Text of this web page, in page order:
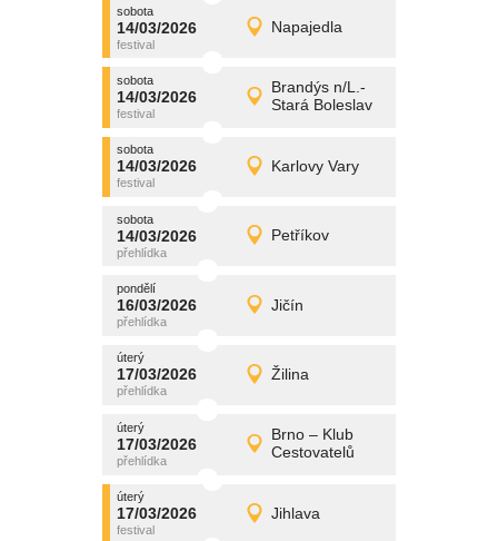
sobota
14/03/2026 Napajedla
sobota
14/03/2026 Detail
promítání
sobota
14/03/2026
Brandýs n/L.-
Stará Boleslav
sobota
14/03/2026 Detail
promítání
sobota
14/03/2026 Karlovy Vary
sobota
14/03/2026 Detail
promítání
sobota
14/03/2026 Petříkov
sobota
14/03/2026 Detail
promítání
pondělí
16/03/2026 Jičín
pondělí
16/03/2026 Detail
promítání
úterý
17/03/2026 Žilina
úterý
17/03/2026 Detail
promítání
úterý
17/03/2026
Brno – Klub
Cestovatelů
úterý
17/03/2026 Detail
promítání
úterý
17/03/2026 Jihlava
úterý
17/03/2026 Detail
promítání